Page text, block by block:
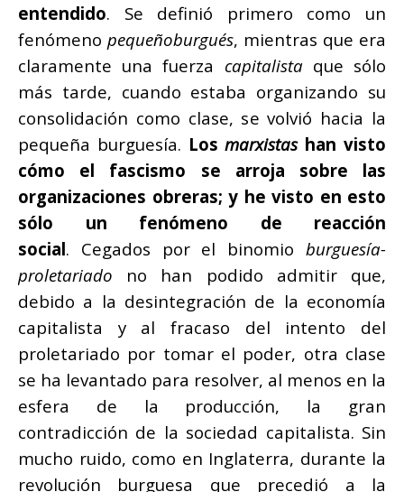
entendido. Se definió primero como un
fenómeno pequeñoburgués, mientras que era
claramente una fuerza capitalista que sólo
más tarde, cuando estaba organizando su
consolidación como clase, se volvió hacia la
pequeña burguesía. Losmarxistashan visto
cómo el fascismo se arroja sobre las
organizaciones obreras; y he visto en esto
sólo un fenómeno de reacción
social. Cegados por el binomio burguesía-
proletariado no han podido admitir que,
debido a la desintegración de la economía
capitalista y al fracaso del intento del
proletariado por tomar el poder, otra clase
se ha levantado para resolver, al menos en la
esfera de la producción, la gran
contradicción de la sociedad capitalista. Sin
mucho ruido, como en Inglaterra, durante la
revolución burguesa que precedió a la